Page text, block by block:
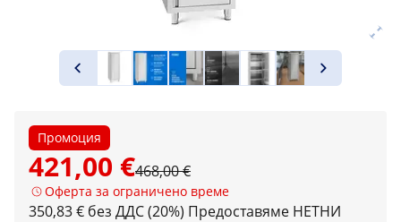
Промоция
421,00 €468,00 €
Оферта за ограничено време
350,83 € без ДДС (20%) Предоставяме НЕТНИ